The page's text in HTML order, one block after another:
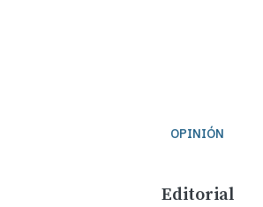
OPINIÓN
Editorial